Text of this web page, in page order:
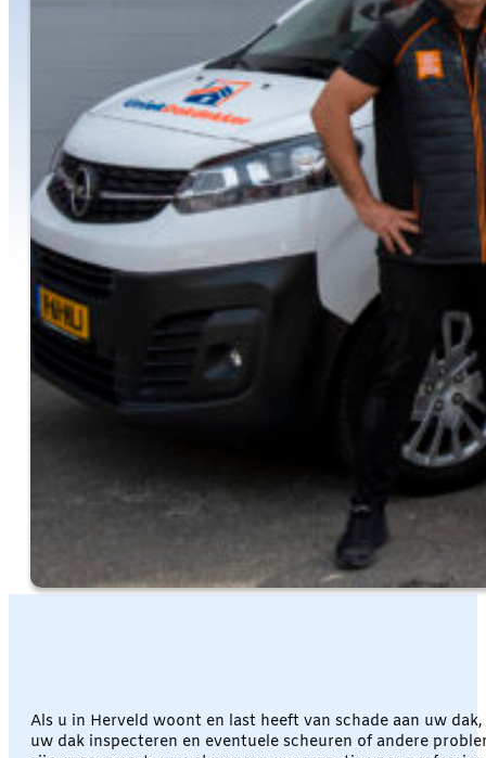
Als u in Herveld woont en last heeft van schade aan uw
uw dak inspecteren en eventuele scheuren of andere